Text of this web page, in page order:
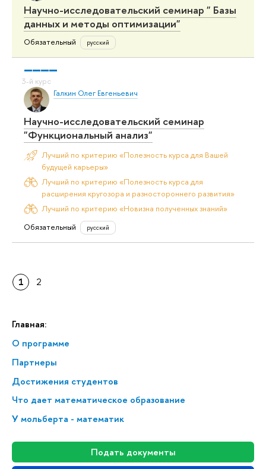
Главная:
О программе
Партнеры
Достижения студентов
Что дает математическое образование
У мольберта - математик
Подать документы
Научно-исследовательский семинар " Базы
данных и методы оптимизации"
Обязательный русский
Галкин Олег Евгеньевич
Научно-исследовательский семинар
"Функциональный анализ"
Лучший по критерию «Полезность курса для Вашей
будущей карьеры»
Лучший по критерию «Полезность курса для
расширения кругозора и разностороннего развития»
Лучший по критерию «Новизна полученных знаний»
Обязательный
русский
1 2